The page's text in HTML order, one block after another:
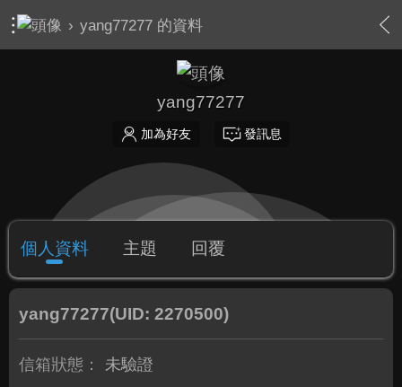
› yang77277 的資料
yang77277
加為好友 發訊息
個人資料 主題 回覆
yang77277(UID: 2270500)
信箱狀態： 未驗證